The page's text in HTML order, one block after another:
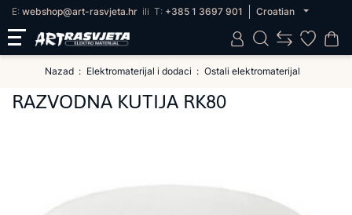
E: webshop@art-rasvjeta.hr ili T: +385 1 3697 901 Croatian
Nazad Elektromaterijal i dodaci Ostali elektromaterijal
RAZVODNA KUTIJA RK80